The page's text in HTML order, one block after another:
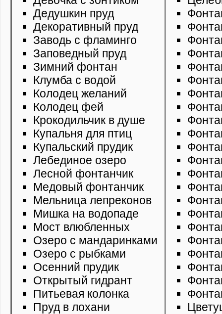
Дедушкин пруд
Декоративный пруд
Заводь с фламинго
Заповедный пруд
Зимний фонтан
Клумба с водой
Колодец желаний
Колодец фей
Крокодильчик в душе
Купальня для птиц
Купальский прудик
Лебединое озеро
Лесной фонтанчик
Медовый фонтанчик
Мельница лепреконов
Мишка на водопаде
Мост влюбленных
Озеро с мандаринками
Озеро с рыбками
Осенний прудик
Открытый гидрант
Питьевая колонка
Пруд в лохани